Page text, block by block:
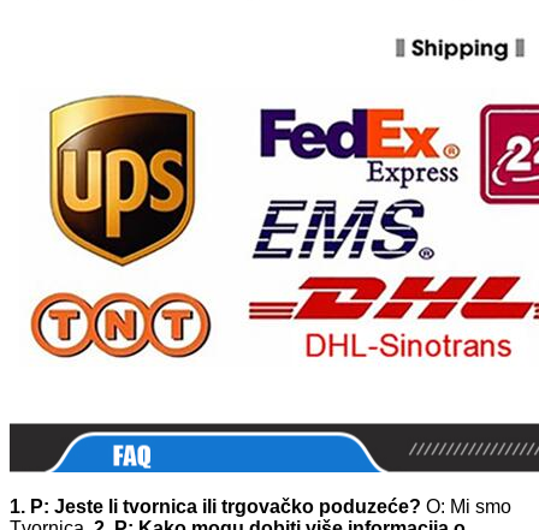
1. P: Jeste li tvornica ili trgovačko poduzeće? O: Mi smo